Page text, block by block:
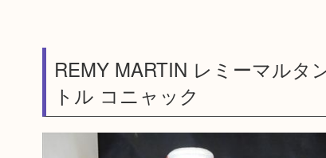
REMY MARTIN レミーマルタ
トル コニャック